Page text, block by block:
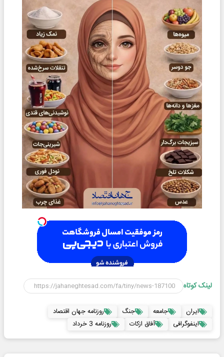
لینک کوتاه
ایران جامعه جنگ
روزنامه جهان اقتصاد
اینفوگرافی
آفاق ازکات روزنامه 3 خرداد